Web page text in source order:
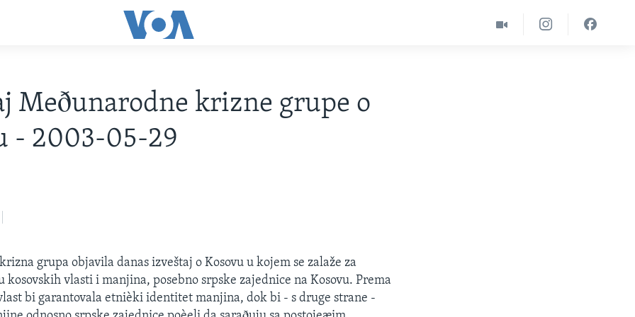
Meðunarodne krizne grupe o
- 2003-05-29
grupa objavila danas izveštaj o Kosovu u kojem se zalaže za
kosovskih vlasti i manjina, posebno srpske zajednice na Kosovu. Prema
bi garantovala etnièki identitet manjina, dok bi - s druge strane -